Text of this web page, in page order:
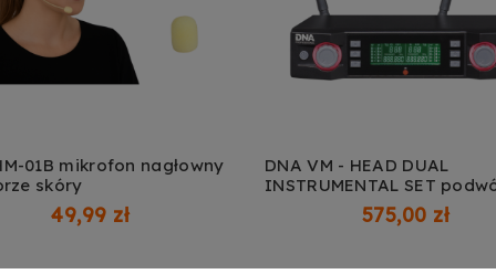
01B mikrofon nagłowny
skóry
49,99 zł
DO KOSZYKA
DNA VM - HEAD DUAL
INSTRUMENTAL SET
575,00 zł